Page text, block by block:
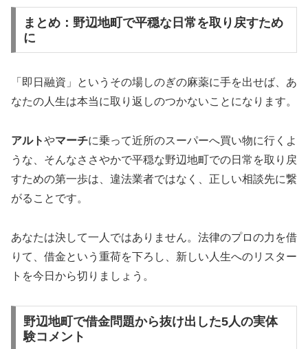
まとめ：野辺地町で平穏な日常を取り戻すため
に
「即日融資」というその場しのぎの麻薬に手を出せば、あ
なたの人生は本当に取り返しのつかないことになります。
アルトやマーチに乗って近所のスーパーへ買い物に行くよ
うな、そんなささやかで平穏な野辺地町での日常を取り戻
すための第一歩は、違法業者ではなく、正しい相談先に繋
がることです。
あなたは決して一人ではありません。法律のプロの力を借
りて、借金という重荷を下ろし、新しい人生へのリスター
トを今日から切りましょう。
野辺地町で借金問題から抜け出した5人の実体
験コメント